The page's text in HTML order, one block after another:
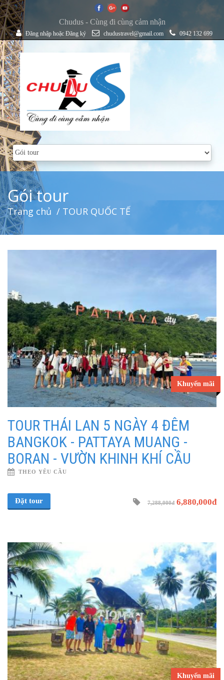
Chudus - Cùng đi cùng cảm nhận
Đăng nhập hoặc Đăng ký chudustravel@gmail.com 0942 132 699
Gói tour
Trang chủ / TOUR QUỐC TẾ
Khuyến mãi
TOUR THÁI LAN 5 NGÀY 4 ĐÊM
BANGKOK - PATTAYA MUANG -
BORAN - VƯỜN KHINH KHÍ CẦU
THEO YÊU CẦU
Đặt tour 7,288,000đ 6,880,000đ
Khuyến mãi